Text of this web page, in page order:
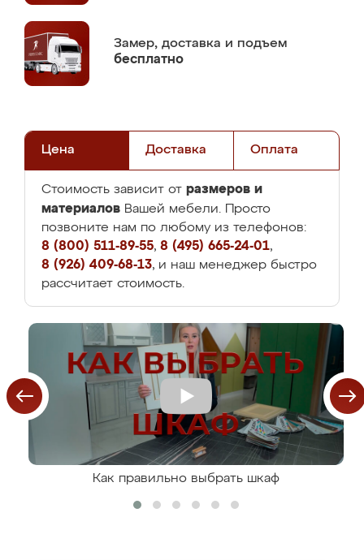
Замер, доставка и подъем
бесплатно
Цена Доставка Оплата
Стоимость зависит от размеров и
материалов Вашей мебели. Просто
позвоните нам по любому из телефонов:
8 (800) 511-89-55, 8 (495) 665-24-01,
8 (926) 409-68-13, и наш менеджер быстро
рассчитает стоимость.
Как правильно выбрать шкаф